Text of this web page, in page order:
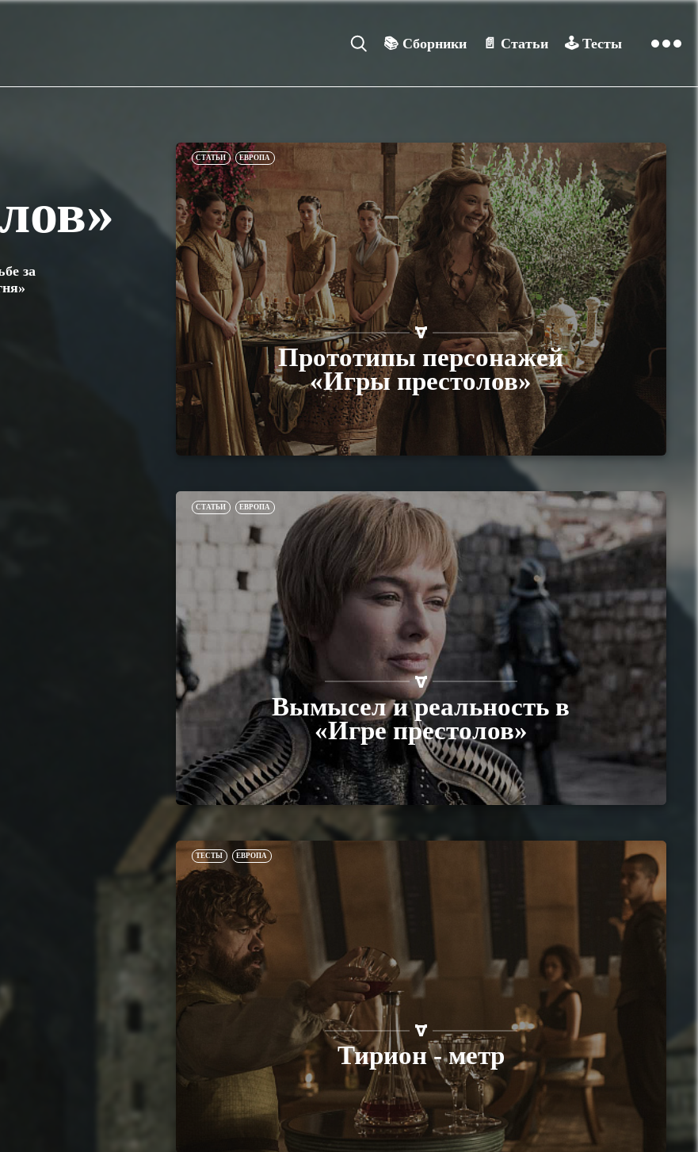
📚 Сборники 📄 Статьи 🕹️ Тесты
за
СТАТЬИ ЕВРОПА
Прототипы персонажей
«Игры престолов»
СТАТЬИ ЕВРОПА
Вымысел и реальность в
«Игре престолов»
ТЕСТЫ ЕВРОПА
Тирион - метр